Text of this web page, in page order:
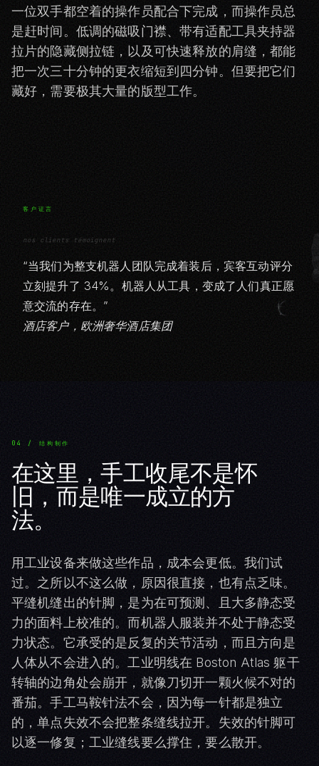
一位双手都空着的操作员配合下完成，而操作员总
是赶时间。低调的磁吸门襟、带有适配工具夹持器
拉片的隐藏侧拉链，以及可快速释放的肩缝，都能
把一次三十分钟的更衣缩短到四分钟。但要把它们
藏好，需要极其大量的版型工作。
客户证言
nos clients témoignent
“当我们为整支机器人团队完成着装后，宾客互动评分
立刻提升了 34%。机器人从工具，变成了人们真正愿
意交流的存在。”
酒店客户，欧洲奢华酒店集团
04 / 结构制作
在这里，手工收尾不是怀
旧，而是唯一成立的方
法。
用工业设备来做这些作品，成本会更低。我们试
过。之所以不这么做，原因很直接，也有点乏味。
平缝机缝出的针脚，是为在可预测、且大多静态受
力的面料上校准的。而机器人服装并不处于静态受
力状态。它承受的是反复的关节活动，而且方向是
人体从不会进入的。工业明线在 Boston Atlas 躯干
转轴的边角处会崩开，就像刀切开一颗火候不对的
番茄。手工马鞍针法不会，因为每一针都是独立
的，单点失效不会把整条缝线拉开。失效的针脚可
以逐一修复；工业缝线要么撑住，要么散开。